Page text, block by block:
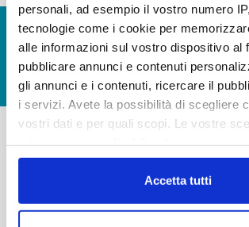
personali, ad esempio il vostro numero
tecnologie come i cookie per
alle informazioni sul vostro dispositivo al
pubblicare annunci e contenuti
gli annunci e i contenuti, ricercare il
i servizi. Avete la possibilità di scegliere
vostri dati e per quali scopi. Le vostre
in cui avete effettuato le vostre scelte. È
modificare o revocare il proprio consenso
momento dalla Dichiarazione sui cookie o
Accetta tutti
© Copyright 2017 - 2026
GIUDICA
Via Villamagna 90/c -
-
FAQ
PRIVACY